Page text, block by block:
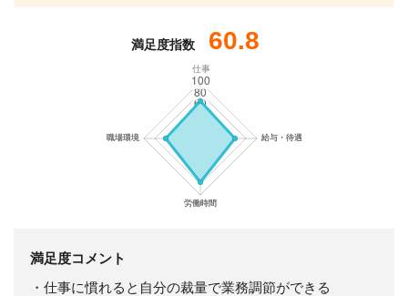
満足度指数 60.8
仕事
満足度コメント
・仕事に慣れると自分の裁量で業務調節ができる